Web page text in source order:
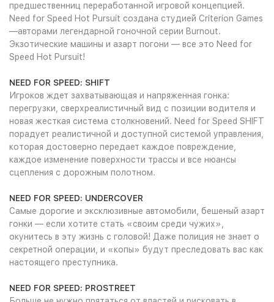
предшественниц переработанной игровой концепцией.
Need for Speed Hot Pursuit создана студией Criterion Games
—авторами легендарной гоночной серии Burnout.
Экзотические машины и азарт погони — все это Need for
Speed Hot Pursuit!
NEED FOR SPEED: SHIFT
Игроков ждет захватывающая и напряженная гонка:
перегрузки, сверхреалистичный вид с позиции водителя и
новая жесткая система столкновений. Need for Speed SHIFT
порадует реалистичной и доступной системой управления,
которая достоверно передает каждое повреждение,
каждое изменение поверхности трассы и все нюансы
сцепления с дорожным полотном.
NEED FOR SPEED: UNDERCOVER
Самые дорогие и эксклюзивные автомобили, бешеный азарт
гонки — если хотите стать «своим среди чужих»,
окунитесь в эту жизнь с головой! Даже полиция не знает о
секретной операции, и «копы» будут преследовать вас как
настоящего преступника.
NEED FOR SPEED: PROSTREET